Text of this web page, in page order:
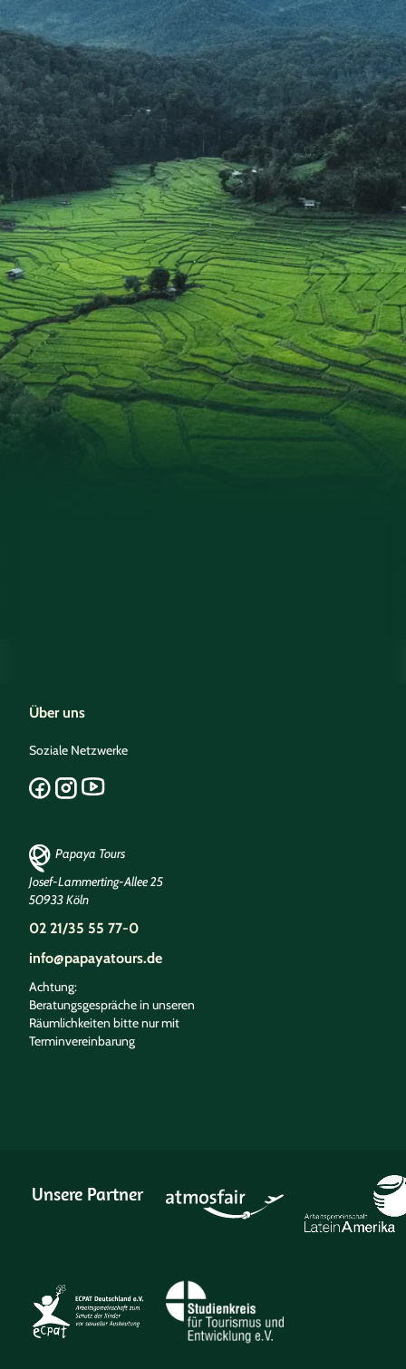
Über uns
Soziale Netzwerke
Papaya Tours
Josef-Lammerting-Allee 25
50933 Köln
02 21/35 55 77-0
info@papayatours.de
Achtung:
Beratungsgespräche in unseren
Räumlichkeiten bitte nur mit
Terminvereinbarung
Unsere Partner